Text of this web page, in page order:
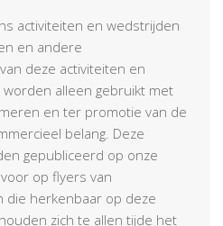
activiteiten en wedstrijden
en andere
deze activiteiten en
alleen gebruikt met
en ter promotie van de
belang. Deze
gepubliceerd op onze
op flyers van
die herkenbaar op deze
zich te allen tijde het